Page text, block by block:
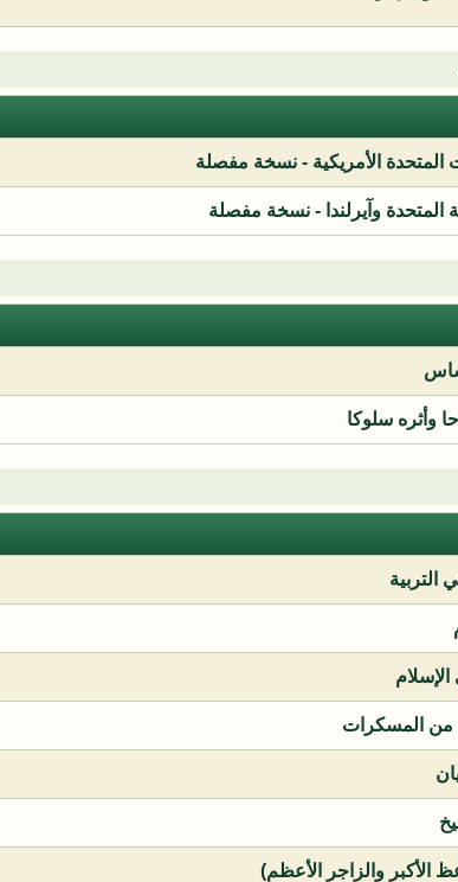
المتحدة الأمريكية - نسخة مفصلة
المتحدة وآيرلندا - نسخة مفصلة
وأثره سلوكا
التربية
من المسكرات
الأكبر والزاجر الأعظم)